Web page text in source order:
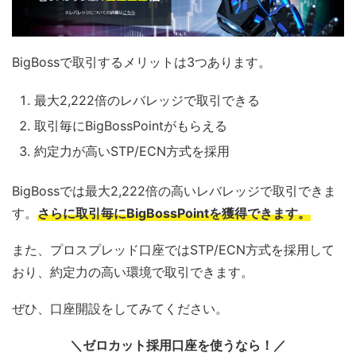
BigBossで取引するメリットは3つあります。
最大2,222倍のレバレッジで取引できる
取引毎にBigBossPointがもらえる
約定力が高いSTP/ECN方式を採用
BigBossでは最大2,222倍の高いレバレッジで取引できま
す。 さらに取引毎にBigBossPointを獲得できます。
また、プロスプレッド口座ではSTP/ECN方式を採用して
おり、約定力の高い環境で取引できます。
ぜひ、口座開設をしてみてください。
＼ゼロカット採用口座を使うなら！／